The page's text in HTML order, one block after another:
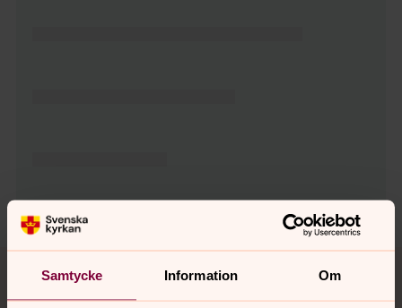
Samtycke Information Om
Tillbaka till toppen
Tillbaka till innehållet